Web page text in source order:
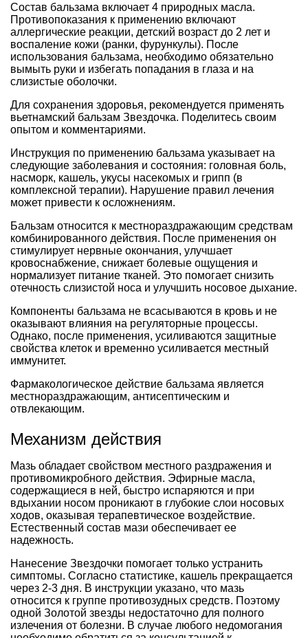
Состав бальзама включает 4 природных масла.
Противопоказания к применению включают
аллергические реакции, детский возраст до 2 лет и
воспаление кожи (ранки, фурункулы). После
использования бальзама, необходимо обязательно
вымыть руки и избегать попадания в глаза и на
слизистые оболочки.
Для сохранения здоровья, рекомендуется применять
вьетнамский бальзам Звездочка. Поделитесь своим
опытом и комментариями.
Инструкция по применению бальзама указывает на
следующие заболевания и состояния: головная боль,
насморк, кашель, укусы насекомых и грипп (в
комплексной терапии). Нарушение правил лечения
может привести к осложнениям.
Бальзам относится к местнораздражающим средствам
комбинированного действия. После применения он
стимулирует нервные окончания, улучшает
кровоснабжение, снижает болевые ощущения и
нормализует питание тканей. Это помогает снизить
отечность слизистой носа и улучшить носовое дыхание.
Компоненты бальзама не всасываются в кровь и не
оказывают влияния на регуляторные процессы.
Однако, после применения, усиливаются защитные
свойства клеток и временно усиливается местный
иммунитет.
Фармакологическое действие бальзама является
местнораздражающим, антисептическим и
отвлекающим.
Механизм действия
Мазь обладает свойством местного раздражения и
противомикробного действия. Эфирные масла,
содержащиеся в ней, быстро испаряются и при
вдыхании носом проникают в глубокие слои носовых
ходов, оказывая терапевтическое воздействие.
Естественный состав мази обеспечивает ее
надежность.
Нанесение Звездочки помогает только устранить
симптомы. Согласно статистике, кашель прекращается
через 2-3 дня. В инструкции указано, что мазь
относится к группе противозудных средств. Поэтому
одной Золотой звезды недостаточно для полного
излечения от болезни. В случае любого недомогания